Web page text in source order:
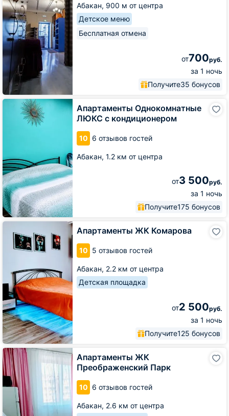
Абакан, 900 м от центра
Детское меню
Бесплатная отмена
от700руб.
за 1 ночь
Получите35 бонусов
Апартаменты Однокомнатные
ЛЮКС с кондиционером
10 6 отзывов гостей
Абакан, 1.2 км от центра
от3 500руб.
за 1 ночь
Получите175 бонусов
Апартаменты
Однокомнатные
Апартаменты ЖК Комарова
10 5 отзывов гостей
Абакан, 2.2 км от центра
Детская площадка
от2 500руб.
за 1 ночь
Получите125 бонусов
Апартаменты
Комарова
Апартаменты ЖК
Преображенский Парк
10 6 отзывов гостей
Абакан, 2.6 км от центра
Апартаменты
ЖК
Преображенский
Парк